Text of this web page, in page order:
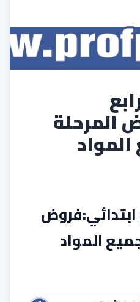
المرحلة
ابتدائي:فروض
المواد